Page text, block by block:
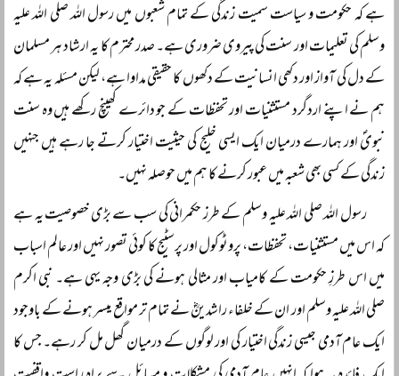
ہے کہ حکومت و سیاست سمیت زندگی کے تمام شعبوں میں رسول اللہ صلی اللہ علیہ
وسلم کی تعلیمات اور سنت کی پیروی ضروری ہے۔ صدر محترم کا یہ ارشاد ہر مسلمان
کے دل کی آواز اور دکھی انسانیت کے دکھوں کا حقیقی مداوا ہے، لیکن مسئلہ یہ ہے کہ
ہم نے اپنے اردگرد مستثنیات اور تحفظات کے جو دائرے کھینچ رکھے ہیں وہ سنت
نبویؐ اور ہمارے درمیان ایک ایسی خلیج کی حیثیت اختیار کرتے جا رہے ہیں جنہیں
زندگی کے کسی بھی شعبہ میں عبور کرنے کا ہم میں حوصلہ نہیں۔
رسول اللہ صلی اللہ علیہ وسلم کے طرز حکمرانی کی سب سے بڑی خصوصیت یہ ہے
کہ اس میں مستثنیات، تحفظات، پروٹوکول اور پرسٹیج کا کوئی تصور نہیں اور عالم اسباب
میں اس طرزِ حکومت کے کامیاب اور مثالی ہونے کی بڑی وجہ یہی ہے۔ نبی اکرم
صلی اللہ علیہ وسلم اور ان کے خلفاء راشدینؓ نے تمام تر مواقع میسر ہونے کے باوجود
ایک عام آدمی جیسی زندگی اختیار کی اور لوگوں کے درمیان گھل مل کر رہے۔ جس کا